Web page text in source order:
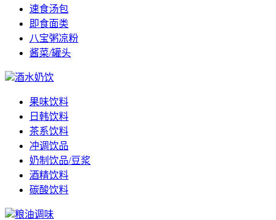
速食汤包
即食面类
八宝粥凉粉
酱菜/罐头
酒水奶饮
果味饮料
日韩饮料
茶系饮料
冲调饮品
奶制饮品/豆浆
酒精饮料
碳酸饮料
粮油调味